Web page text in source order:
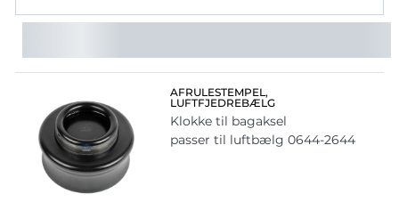
AFRULESTEMPEL,
LUFTFJEDREBÆLG
Klokke til bagaksel
passer til luftbælg 0644-2644